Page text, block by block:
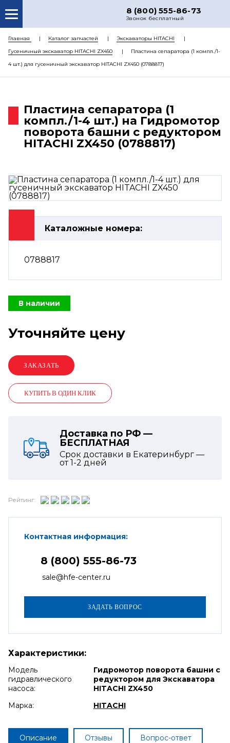
8 (800) 555-86-73
Звонок бесплатный
О НАС
КАТАЛОГ ЗАПЧАСТЕЙ
РЕМОНТ
ЦЕНЫ
КОНТАКТЫ
Главная Каталог запчастей
Экскаваторы HITACHI
Гусеничный экскаватор HITACHI ZX450
Пластина сепаратора (1 компл./1-
4 шт.) для гусеничный экскаватор HITACHI ZX450 (0788817)
Пластина сепаратора (1
компл./1-4 шт.) на Гидромотор
поворота башни с редуктором
HITACHI ZX450 (0788817)
Каталожные номера:
0788817
В наличии
Уточняйте цену
КУПИТЬ В ОДИН КЛИК
Доставка по РФ —
БЕСПЛАТНАЯ
Срок доставки в Екатеринбург —
от1-2 дней
Рейтинг:
Контактная информация:
8 (800) 555-86-73
sale@hfe-center.ru
Характеристики:
Модель
гидравлического
насоса:
Гидромотор поворота башни с
редуктором для Экскаватора
HITACHI ZX450
Марка:
HITACHI
Описание Отзывы Вопрос-ответ